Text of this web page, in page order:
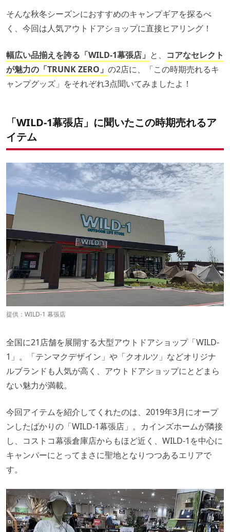
そんな秋冬シーズンにおすすめのキャンプギアを探るべ
く、今回は人気アウトドアショップに直接ヒアリング！
幅広い品揃えを誇る「WILD-1幕張店」 と、 コアなセレクト
が魅力の「TRUNK ZERO」 の2店に、「この時期売れるキ
ャンプグッズ」をそれぞれ3点聞いてみましたよ！
「WILD-1幕張店」に聞いたこの時期売れるア
イテム
提供：WILD-1 幕張店
全国に21店舗を展開する大型アウトドアショップ「WILD-
1」。「テンマクデザイン」や「クオルツ」などオリジナ
ルブランドも人気が高く、アウトドアショップにとどまら
ない魅力が満載。
今回アイテムを紹介してくれたのは、2019年3月にオープ
ンしたばかりの「WILD-1幕張店」。カインズホームが隣接
し、コストコ幕張倉庫店からもほど近く、WILD-1を中心に
キャンパーにとってまさに聖地となりつつあるエリアで
す。